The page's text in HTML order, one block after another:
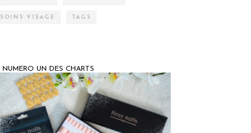
SOINS VISAGE TAGS
NUMERO UN DES CHARTS